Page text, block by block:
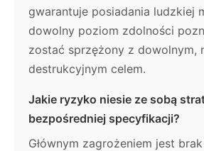
gwarantuje posiadania ludzkiej
dowolny poziom zdolności
zostać sprzężony z dowolnym,
destrukcyjnym celem.
Jakie ryzyko niesie ze sobą
bezpośredniej specyfikacji?
Głównym zagrożeniem jest